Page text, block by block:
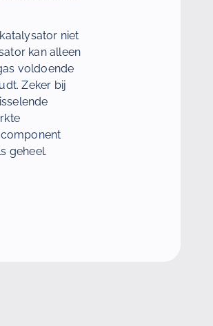
niet
kan alleen
voldoende
Zeker bij
geheel.